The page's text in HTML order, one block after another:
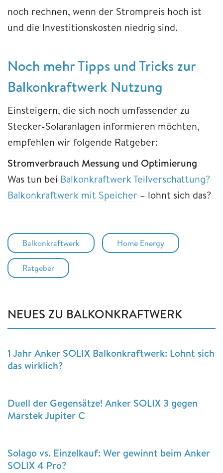
noch rechnen, wenn der Strompreis hoch ist
und die Investitionskosten niedrig sind.
Noch mehr Tipps und Tricks zur
Balkonkraftwerk Nutzung
Einsteigern, die sich noch umfassender zu
Stecker-Solaranlagen informieren möchten,
empfehlen wir folgende Ratgeber:
Stromverbrauch Messung und Optimierung
Was tun bei Balkonkraftwerk Teilverschattung?
Balkonkraftwerk mit Speicher – lohnt sich das?
Balkonkraftwerk Home Energy
Ratgeber
NEUES ZU BALKONKRAFTWERK
1 Jahr Anker SOLIX Balkonkraftwerk: Lohnt sich
das wirklich?
Duell der Gegensätze! Anker SOLIX 3 gegen
Marstek Jupiter C
Solago vs. Einzelkauf: Wer gewinnt beim Anker
SOLIX 4 Pro?